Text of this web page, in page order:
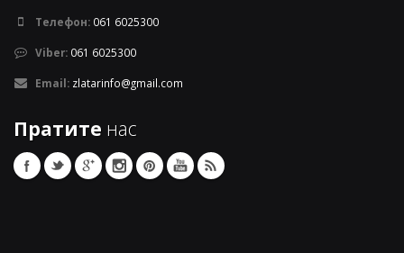
Телефон: 061 6025300
Viber: 061 6025300
Email: zlatarinfo@gmail.com
Пратите нас